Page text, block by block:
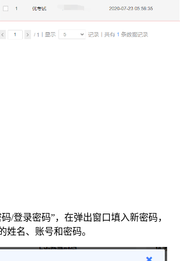
/登录密码”，在弹出窗口填入新密码，
姓名、账号和密码。